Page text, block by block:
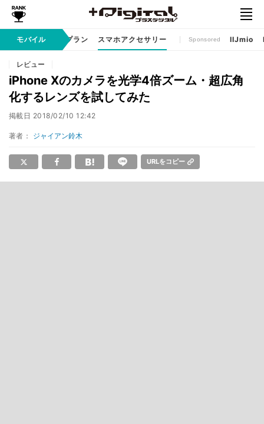
モバイル
ームアプリ 料金プラン スマホアクセサリー Sponsored IIJmio
レビュー
iPhone Xのカメラを光学4倍ズーム・超広角
化するレンズを試してみた
掲載日 2018/02/10 12:42
著者： ジャイアン鈴木
URLをコピー